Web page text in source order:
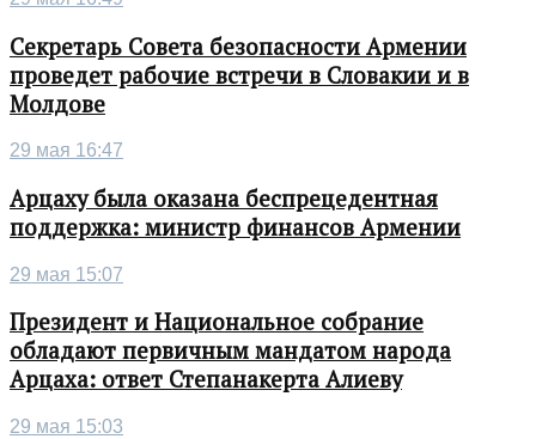
Секретарь Совета безопасности Армении
проведет рабочие встречи в Словакии и в
Молдове
29 мая 16:47
Арцаху была оказана беспрецедентная
поддержка: министр финансов Армении
29 мая 15:07
Президент и Национальное собрание
обладают первичным мандатом народа
Арцаха: ответ Степанакерта Алиеву
29 мая 15:03